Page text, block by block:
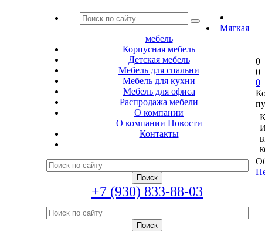
Мягкая
мебель
Корпусная мебель
Детская мебель
Мебель для спальни
Мебель для кухни
Мебель для офиса
Распродажа мебели
О компании
О компании Новости
Контакты
+7 (930) 833-88-03
0
0
0